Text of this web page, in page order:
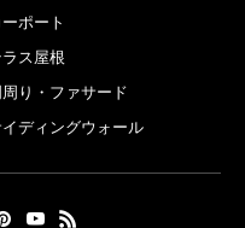
ポート
ラス屋根
周り・ファサード
ディングウォール